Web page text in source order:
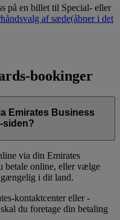
på en billet til Special- eller
af sæde(åbner i det
bookinger
Emirates Business
siden?
via din Emirates
betale online, eller vælge
i dit land.
kontaktcenter eller -
du foretage din betaling